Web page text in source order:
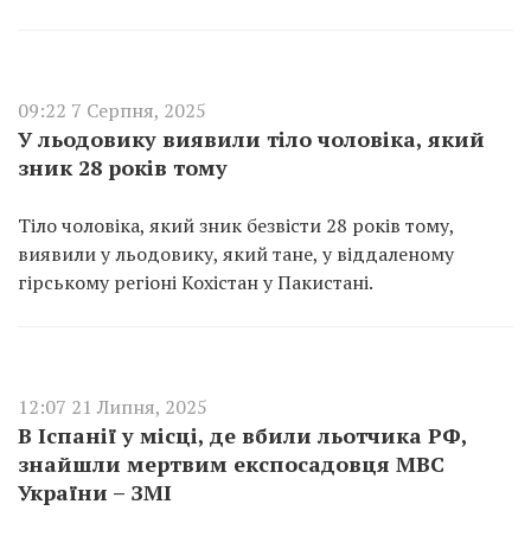
09:22 7 Серпня, 2025
У льодовику виявили тіло чоловіка, який
зник 28 років тому
Тіло чоловіка, який зник безвісти 28 років тому,
виявили у льодовику, який тане, у віддаленому
гірському регіоні Кохістан у Пакистані.
12:07 21 Липня, 2025
В Іспанії у місці, де вбили льотчика РФ,
знайшли мертвим експосадовця МВС
України – ЗМІ